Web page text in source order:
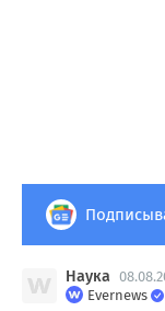
Наука
Evernews